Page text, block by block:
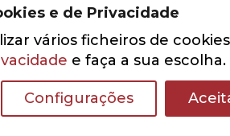
Adicionar aos Favoritos
e de Privacidade
vários ficheiros de
e faça a sua escolha.
Configurações